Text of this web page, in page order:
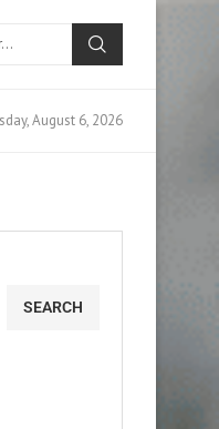
August 6, 2026
SEARCH